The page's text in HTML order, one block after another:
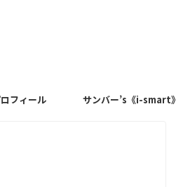
フィール サンバー’s《i-smart》